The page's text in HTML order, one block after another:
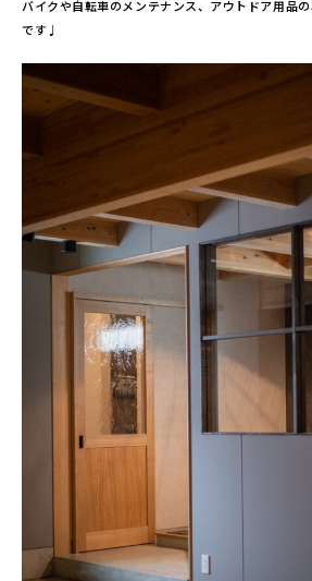
バイクや自転車のメンテナンス、アウトドア用品
です♩